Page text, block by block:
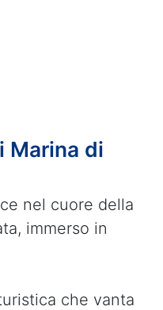
Marina di
nel cuore della
immerso in
che vanta